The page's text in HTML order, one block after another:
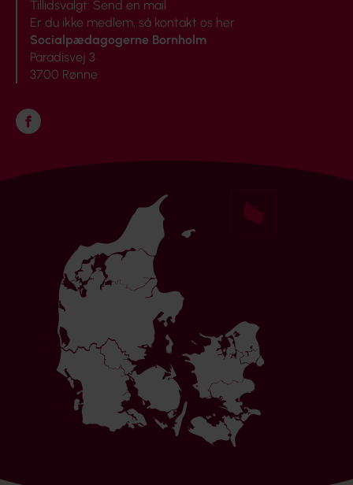
Tillidsvalgt: Send en mail
Er du ikke medlem, så kontakt os her
Socialpædagogerne Bornholm
Paradisvej 3
3700 Rønne
Følg os på Facebook